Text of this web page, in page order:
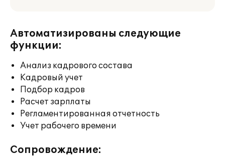
Автоматизированы следующие
функции:
Анализ кадрового состава
Кадровый учет
Подбор кадров
Расчет зарплаты
Регламентированная отчетность
Учет рабочего времени
Сопровождение: